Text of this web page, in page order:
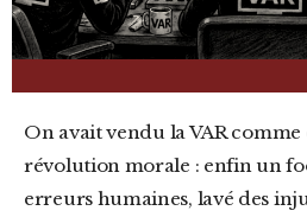
On avait vendu la VAR comme on vend une
révolution morale : enfin un
erreurs humaines, lavé des